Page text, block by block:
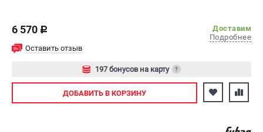
6 570 c
Доставим
Подробнее
Оставить отзыв
197 бонусов на карту ?
Авторизуйтесь
ДОБАВИТЬ В КОРЗИНУ